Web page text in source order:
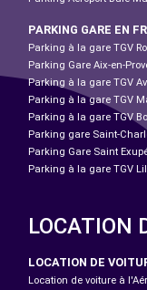
PARKING GARE EN
Parking à la gare TGV
Parking Gare Aix-en-
Parking à la gare TGV
Parking à la gare TGV
Parking à la gare TGV
Parking gare Saint-
Parking Gare Saint
Parking à la gare TGV
LOCATION
LOCATION DE
Location de voiture à